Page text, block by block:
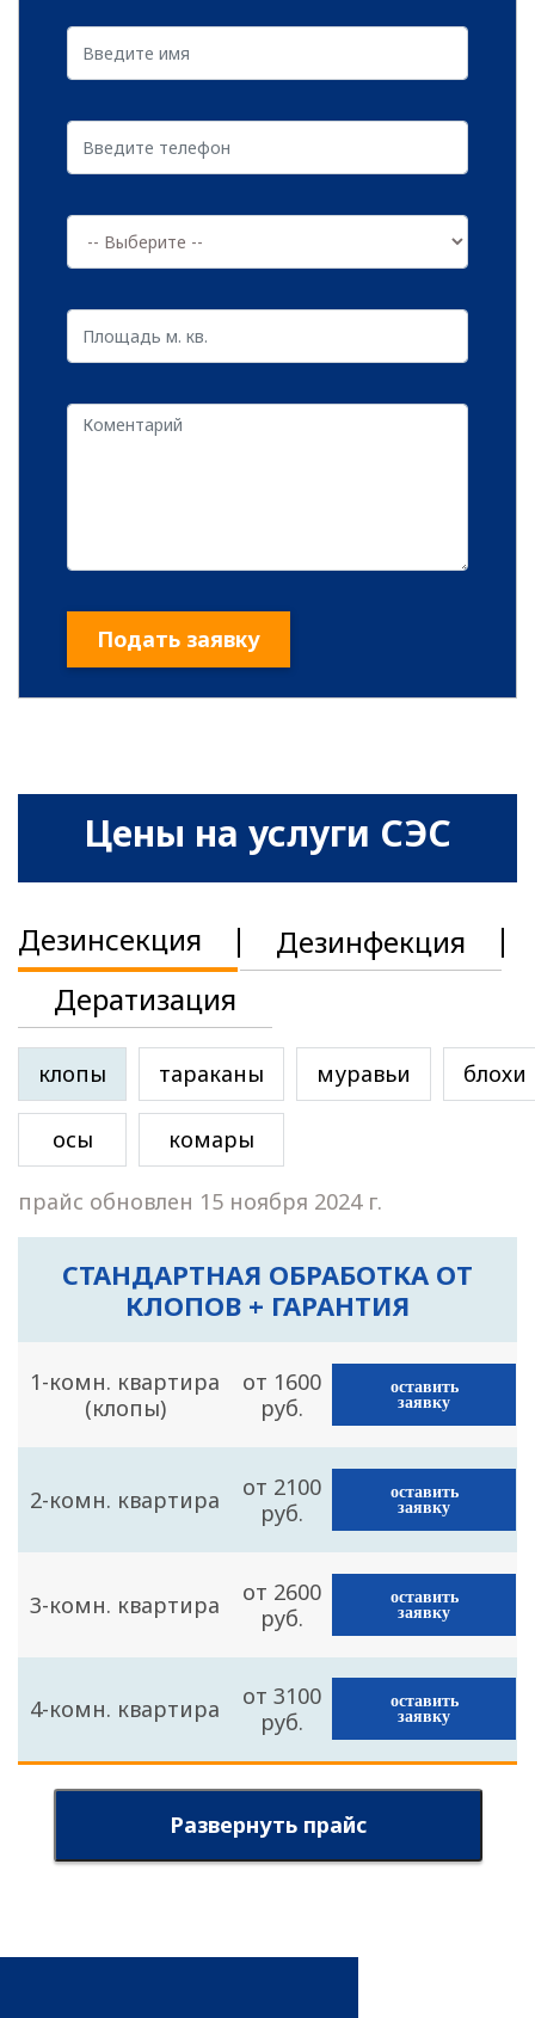
Среди зараженных объектов могут
оказаться:
читать далее
Подать заявку
Цены на услуги СЭС
Дезинсекция
Дезинфекция
Дератизация
клопы тараканы муравьи блохи
осы комары
прайс обновлен 15 ноября 2024 г.
СТАНДАРТНАЯ ОБРАБОТКА ОТ
КЛОПОВ + ГАРАНТИЯ
1-комн. квартира
(клопы)
от 1600
руб.
оставить
заявку
2-комн. квартира
от 2100
руб.
оставить
заявку
3-комн. квартира
от 2600
руб.
оставить
заявку
4-комн. квартира
от 3100
руб.
оставить
заявку
Развернуть прайс